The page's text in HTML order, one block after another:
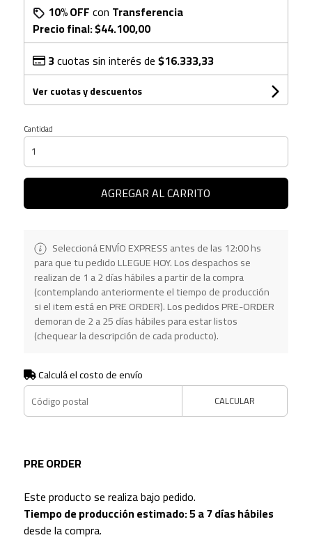
10% OFFcon Transferencia
Precio final:$44.100,00
3cuotas sin interés de$16.333,33
Ver cuotas y descuentos
Cantidad
AGREGAR AL CARRITO
Seleccioná ENVÍO EXPRESS antes de las 12:00 hs
para que tu pedido LLEGUE HOY. Los despachos se
realizan de 1 a 2 días hábiles a partir de la compra
(contemplando anteriormente el tiempo de producción
si el item está en PRE ORDER). Los pedidos PRE-ORDER
demoran de 2 a 25 días hábiles para estar listos
(chequear la descripción de cada producto).
Calculá el costo de envío
CALCULAR
PRE ORDER
Este producto se realiza bajo pedido.
Tiempo de producción estimado: 5 a 7 días hábiles
desde la compra.